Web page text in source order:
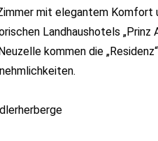
mit elegantem Komfort
Landhaushotels „Prinz
kommen die